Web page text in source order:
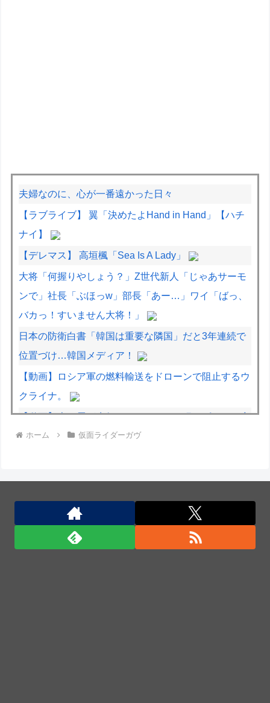
夫婦なのに、心が一番遠かった日々
【ラブライブ】 翼「決めたよHand in Hand」【ハチ
ナイ】
【デレマス】 高垣楓「Sea Is A Lady」
大将「何握りやしょう？」Z世代新人「じゃあサーモ
ンで」社長「ぶほっw」部長「あー…」ワイ「ばっ、
バカっ！すいません大将！」
日本の防衛白書「韓国は重要な隣国」だと3年連続で
位置づけ…韓国メディア！
【動画】ロシア軍の燃料輸送をドローンで阻止するウ
クライナ。
【動画】走り屋が先行のスクーターに猛スピードで突
っ込む事故。
逮捕しろやｗｗｗ
米軍、長射程精密ミサイルほぼ使い切る…「危険な水
ホーム 仮面ライダーガヴ